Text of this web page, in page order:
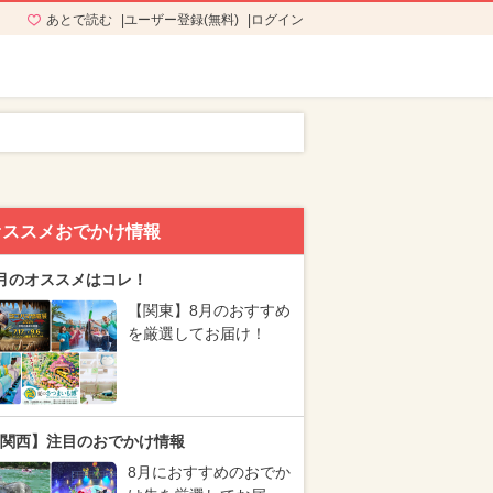
あとで読む ユーザー登録(無料) ログイン
スメおでかけ情報
のオススメはコレ！
【関東】8月のおすすめ
を厳選してお届け！
西】注目のおでかけ情報
8月におすすめのおでか